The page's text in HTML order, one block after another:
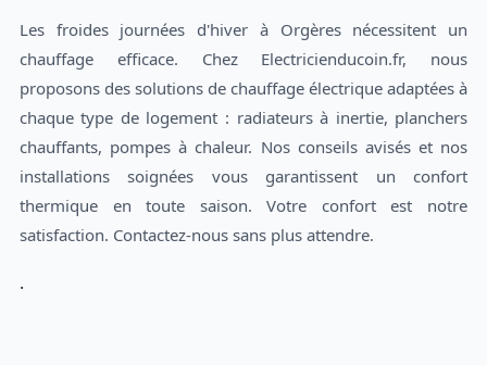
Les froides journées d'hiver à Orgères nécessitent un
chauffage efficace. Chez Electricienducoin.fr, nous
proposons des solutions de chauffage électrique adaptées à
chaque type de logement : radiateurs à inertie, planchers
chauffants, pompes à chaleur. Nos conseils avisés et nos
installations soignées vous garantissent un confort
thermique en toute saison. Votre confort est notre
satisfaction. Contactez-nous sans plus attendre.
.